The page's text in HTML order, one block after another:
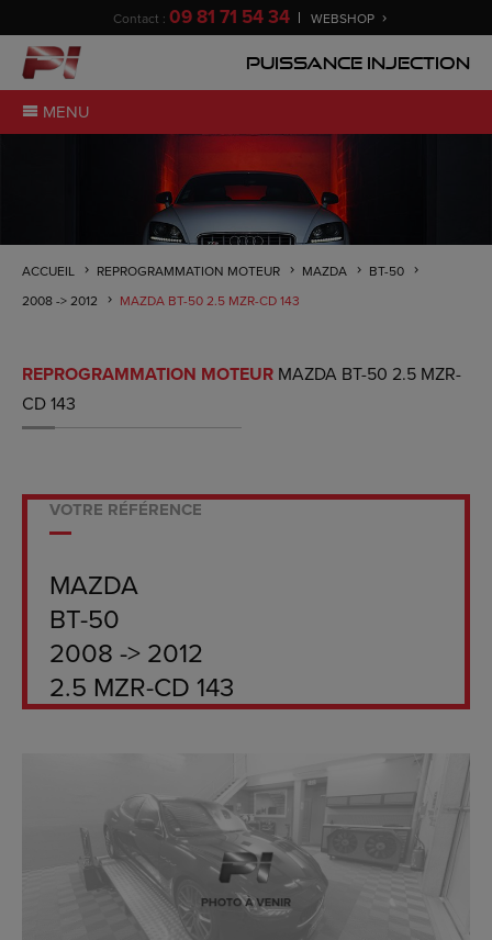
Contact : 09 81 71 54 34 WEBSHOP
Puissance Injection
MENU
ACCUEIL REPROGRAMMATION MOTEUR MAZDA
BT-50
2008 -> 2012
MAZDA BT-50 2.5 MZR-CD 143
REPROGRAMMATION MOTEUR MAZDA BT-50 2.5 MZR-
CD 143
VOTRE RÉFÉRENCE
MAZDA
BT-50
2008 -> 2012
2.5 MZR-CD 143